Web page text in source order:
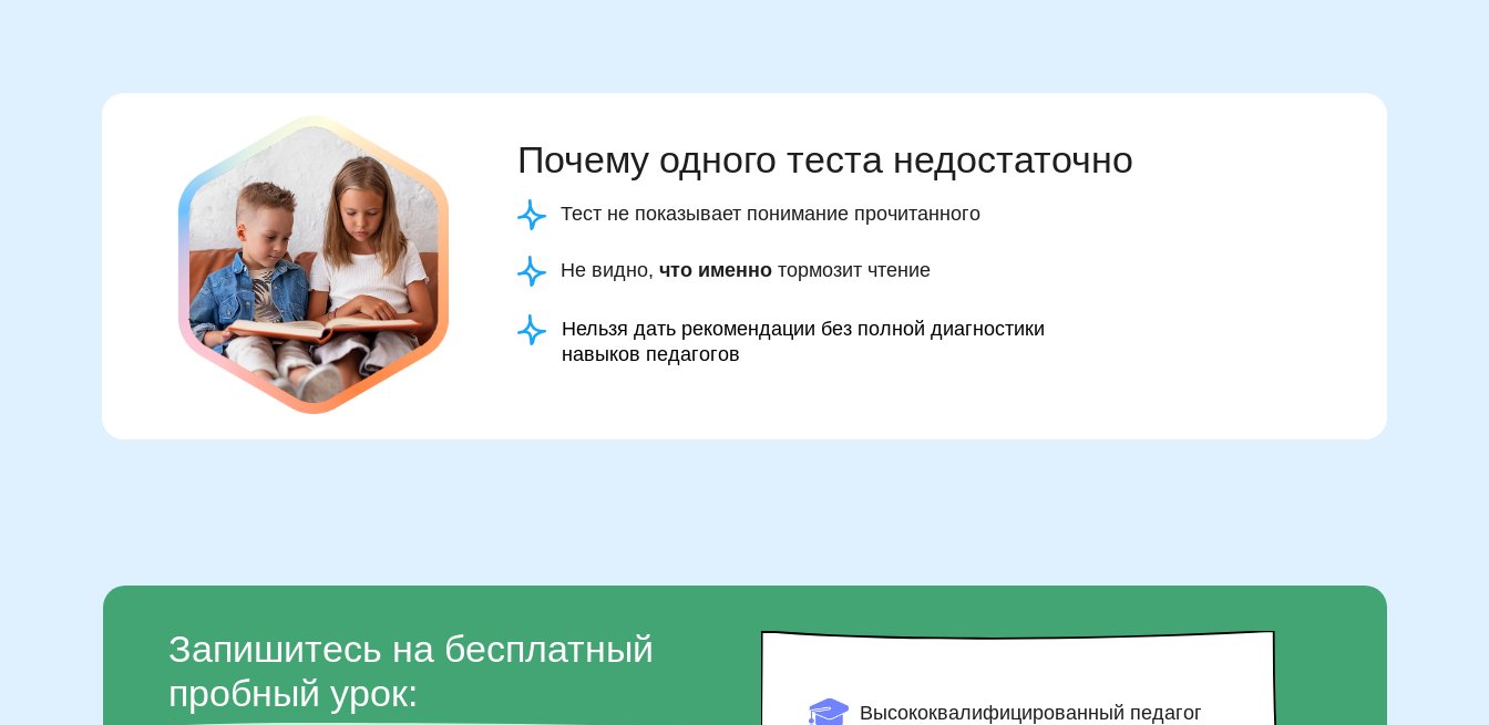
Почему одного теста недостаточно
Тест не показывает понимание прочитанного
Не видно, что именно тормозит чтение
Нельзя дать рекомендации без полной диагностики
навыков педагогов
Запишитесь на бесплатный
пробный урок:
Высококвалифицированный педагог